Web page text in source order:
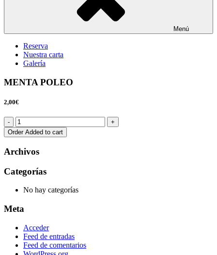
Menú
Reserva
Nuestra carta
Galería
MENTA POLEO
2,00€
Order Added to cart
Archivos
Categorías
No hay categorías
Meta
Acceder
Feed de entradas
Feed de comentarios